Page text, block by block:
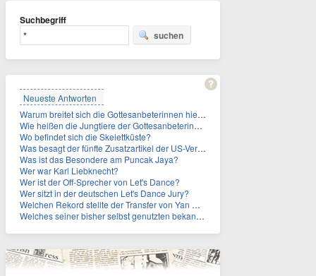
Suchbegriff
suchen
Neueste Antworten
Warum breitet sich die Gottesanbeterinnen hierzulande immer weiter aus?
Wie heißen die Jungtiere der Gottesanbeterinnen?
Wo befindet sich die Skelettküste?
Was besagt der fünfte Zusatzartikel der US-Verfassung, auf den sich Fauci berief?
Was ist das Besondere am Puncak Jaya?
Wer war Karl Liebknecht?
Wer ist der Off-Sprecher von Let's Dance?
Wer sitzt in der deutschen Let's Dance Jury?
Welchen Rekord stellte der Transfer von Yan Diomande zudem auf?
Welches seiner bisher selbst genutzten bekannten Gebäude verpachtet der Vatikan nun?